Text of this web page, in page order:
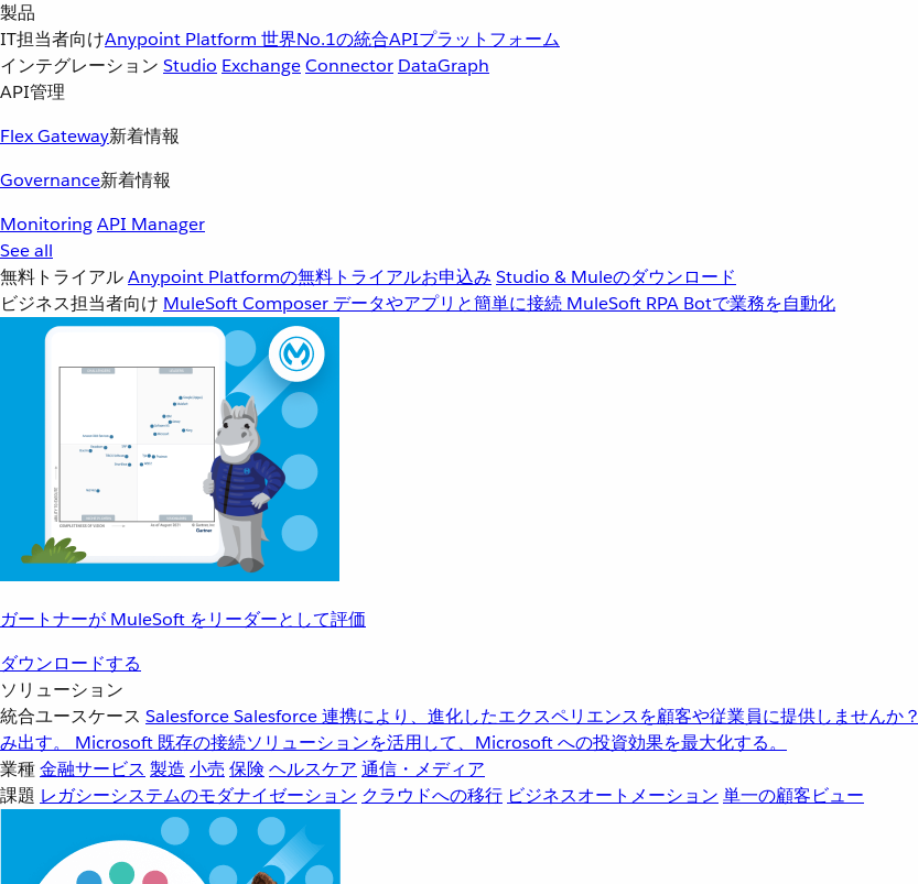
製品
IT担当者向けAnypoint Platform 世界No.1の統合APIプラットフォーム
インテグレーション Studio ExchangeConnector DataGraph
API管理
Flex Gateway新着情報
Governance新着情報
MonitoringAPI Manager
See all
無料トライアルAnypoint Platformの無料トライアルお申込み Studio & Muleのダウンロード
ビジネス担当者向け MuleSoft Composer データやアプリと簡単に接続 MuleSoft RPA Botで業務を自動化
ガートナーが MuleSoft をリーダーとして評価
ダウンロードする
ソリューション
統合ユースケース SalesforceSalesforce 連携により、進化したエクスペリエンスを顧客や従業員に提供しませんか？
み出す。
Microsoft 既存の接続ソリューションを活用して、Microsoft への投資効果を最大化する。
業種金融サービス 製造 小売 保険 ヘルスケア 通信・メディア
課題 レガシーシステムのモダナイゼーション クラウドへの移行 ビジネスオートメーション 単一の顧客ビュー